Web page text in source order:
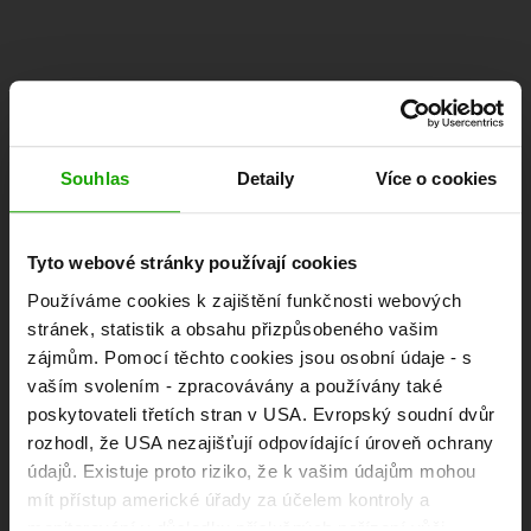
Souhlas Detaily Více o cookies
Tyto webové stránky používají cookies
Používáme cookies k zajištění funkčnosti webových
stránek, statistik a obsahu přizpůsobeného vašim
zájmům. Pomocí těchto cookies jsou osobní údaje - s
vaším svolením - zpracovávány a používány také
poskytovateli třetích stran v USA. Evropský soudní dvůr
rozhodl, že USA nezajišťují odpovídající úroveň ochrany
údajů. Existuje proto riziko, že k vašim údajům mohou
mít přístup americké úřady za účelem kontroly a
Přihlaste se k odběru našeho bezplatného
korutanského zpravodaje eMagazín!
K registraci
Objevte zájezdy
Informace a tipy na pěší turistiku, cyklistiku, běh,
horolezectví, skialpinismus, freeride a jízdu na
motocyklu.